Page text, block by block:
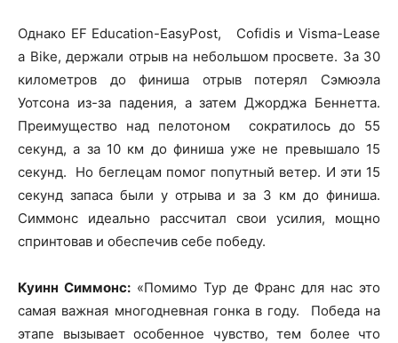
Однако EF Education-EasyPost, Cofidis и Visma-Lease
a Bike, держали отрыв на небольшом просвете. За 30
километров до финиша отрыв потерял Сэмюэла
Уотсона из-за падения, а затем Джорджа Беннетта.
Преимущество над пелотоном сократилось до 55
секунд, а за 10 км до финиша уже не превышало 15
секунд. Но беглецам помог попутный ветер. И эти 15
секунд запаса были у отрыва и за 3 км до финиша.
Симмонс идеально рассчитал свои усилия, мощно
спринтовав и обеспечив себе победу.
Куинн Симмонс:«Помимо Тур де Франс для нас это
самая важная многодневная гонка в году. Победа на
этапе вызывает особенное чувство, тем более что